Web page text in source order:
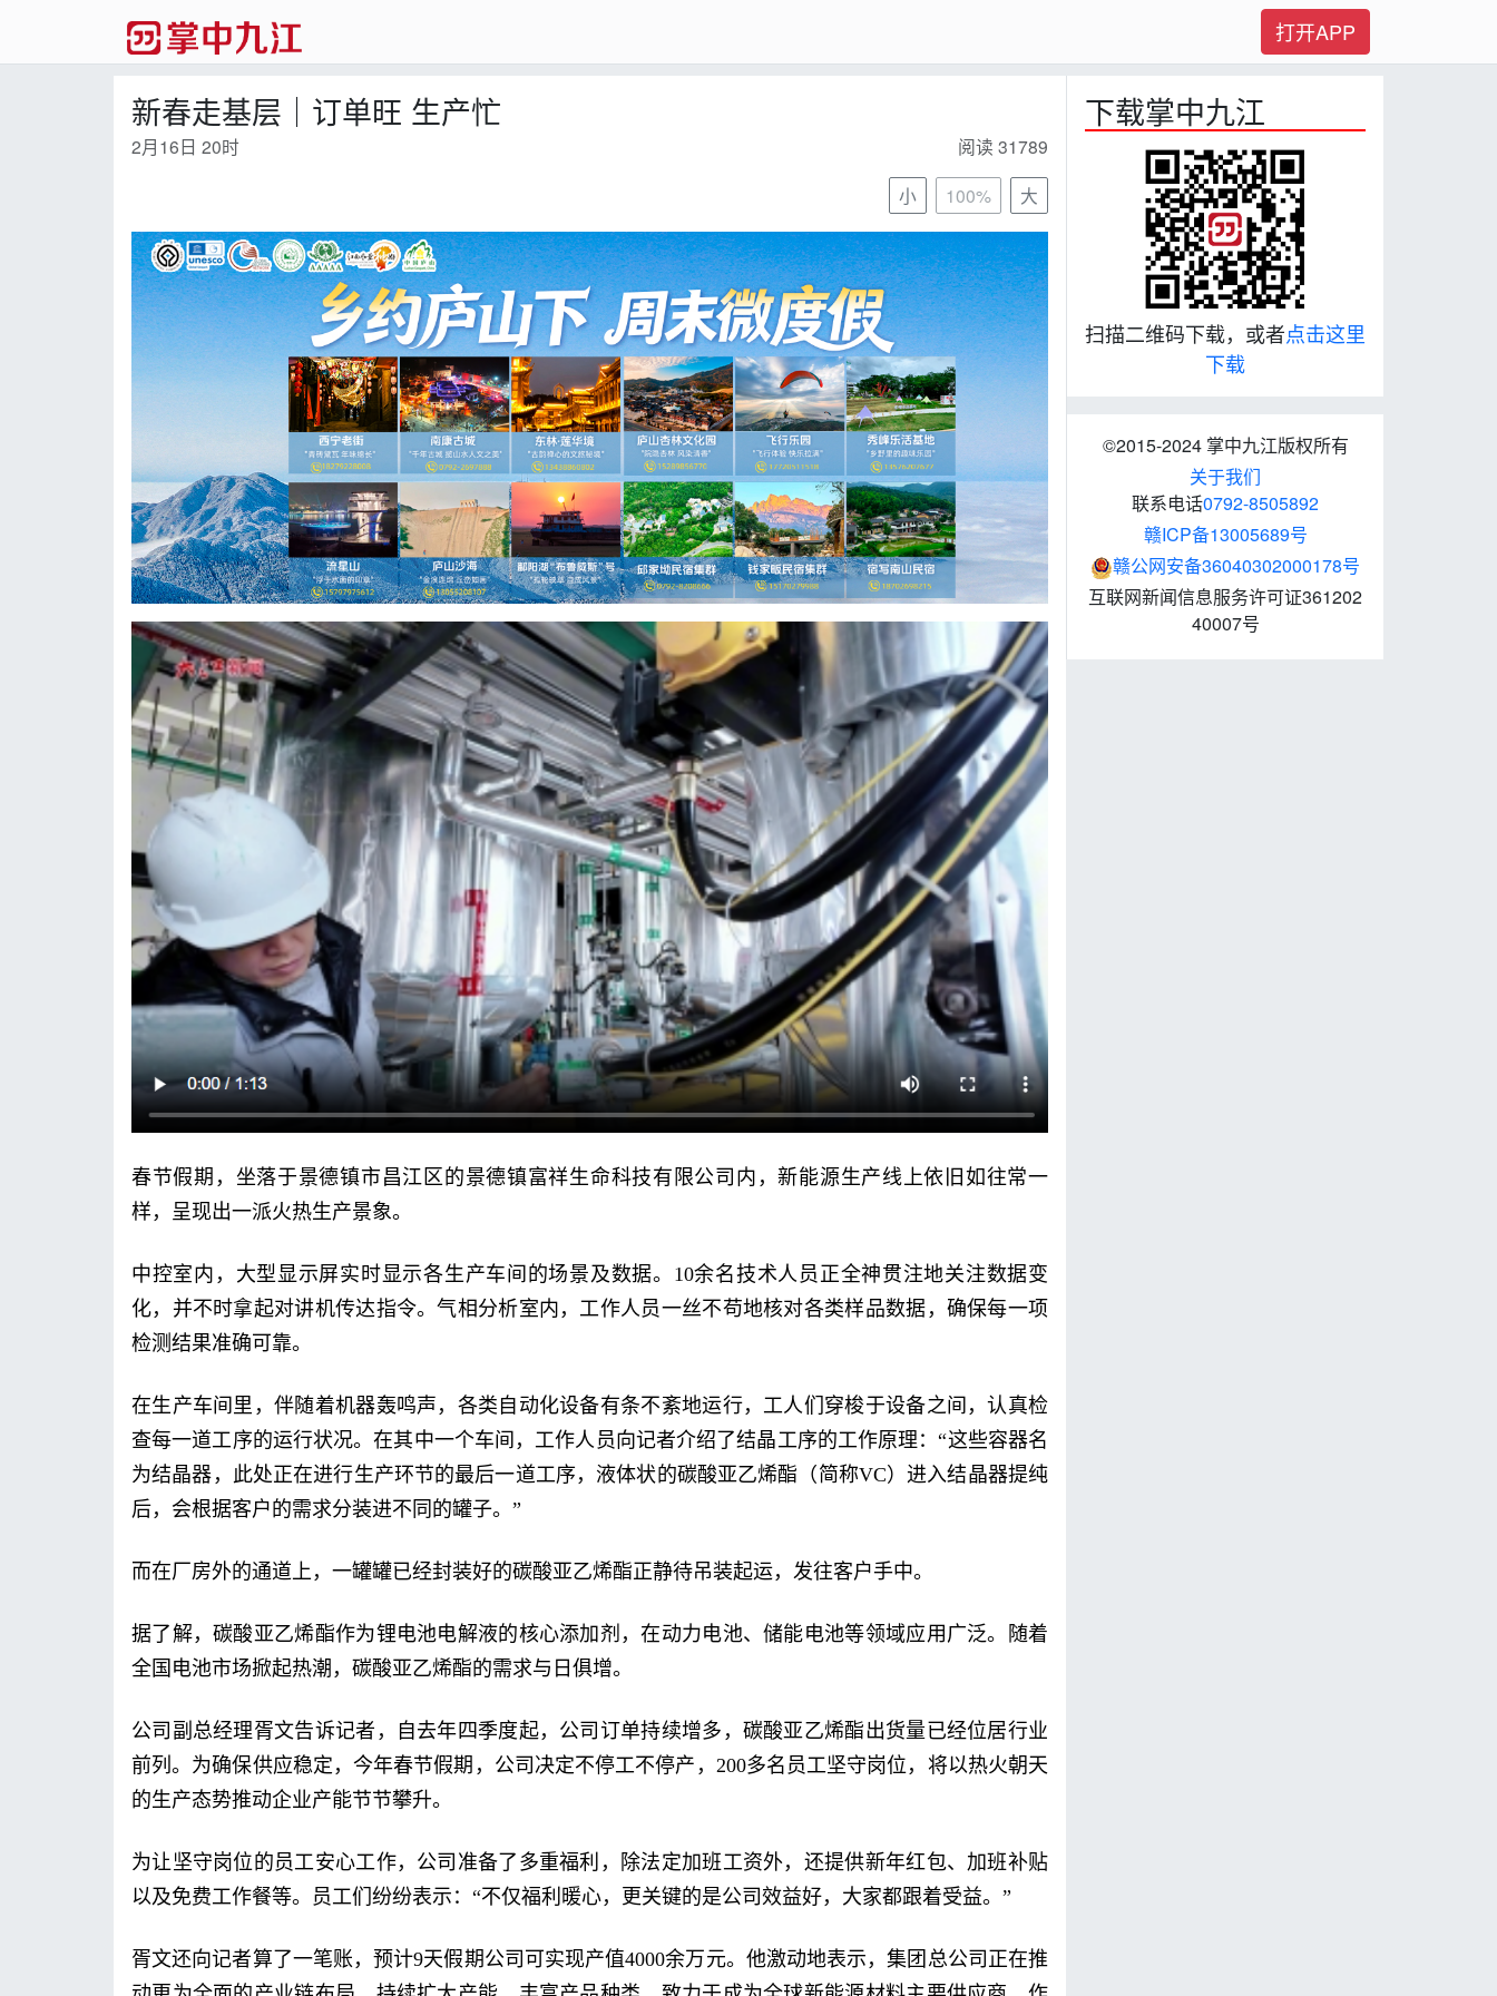
打开APP
新春走基层｜订单旺 生产忙
2月16日 20时
阅读 31789
小
100% 大
春节假期，坐落于景德镇市昌江区的景德镇富祥生命科技有限公司内，新能源生产线上依旧如往常一
样，呈现出一派火热生产景象。
中控室内，大型显示屏实时显示各生产车间的场景及数据。10余名技术人员正全神贯注地关注数据变
化，并不时拿起对讲机传达指令。气相分析室内，工作人员一丝不苟地核对各类样品数据，确保每一项
检测结果准确可靠。
在生产车间里，伴随着机器轰鸣声，各类自动化设备有条不紊地运行，工人们穿梭于设备之间，认真检
查每一道工序的运行状况。在其中一个车间，工作人员向记者介绍了结晶工序的工作原理：“这些容器名
为结晶器，此处正在进行生产环节的最后一道工序，液体状的碳酸亚乙烯酯（简称VC）进入结晶器提纯
后，会根据客户的需求分装进不同的罐子。”
而在厂房外的通道上，一罐罐已经封装好的碳酸亚乙烯酯正静待吊装起运，发往客户手中。
据了解，碳酸亚乙烯酯作为锂电池电解液的核心添加剂，在动力电池、储能电池等领域应用广泛。随着
全国电池市场掀起热潮，碳酸亚乙烯酯的需求与日俱增。
公司副总经理胥文告诉记者，自去年四季度起，公司订单持续增多，碳酸亚乙烯酯出货量已经位居行业
前列。为确保供应稳定，今年春节假期，公司决定不停工不停产，200多名员工坚守岗位，将以热火朝天
的生产态势推动企业产能节节攀升。
为让坚守岗位的员工安心工作，公司准备了多重福利，除法定加班工资外，还提供新年红包、加班补贴
以及免费工作餐等。员工们纷纷表示：“不仅福利暖心，更关键的是公司效益好，大家都跟着受益。”
胥文还向记者算了一笔账，预计9天假期公司可实现产值4000余万元。他激动地表示，集团总公司正在推
下载掌中九江
扫描二维码下载，或者点击这里
下载
©2015-2024 掌中九江版权所有
关于我们
联系电话0792-8505892
赣ICP备13005689号
赣公网安备36040302000178号
互联网新闻信息服务许可证361202
40007号